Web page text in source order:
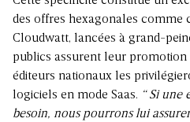
des offres hexagonales comme
Cloudwatt, lancées à grand-
publics assurent leur promotion
éditeurs nationaux les
logiciels en mode Saas. “ Si une
besoin, nous pourrons lui